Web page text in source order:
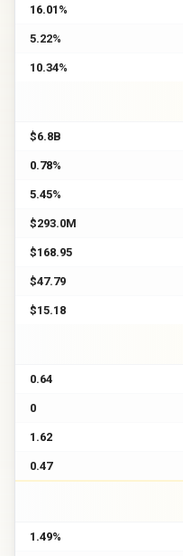
16.01%
5.22%
10.34%
$6.8B
0.78%
5.45%
$293.0M
$168.95
$47.79
$15.18
0.64
0
1.62
0.47
1.49%